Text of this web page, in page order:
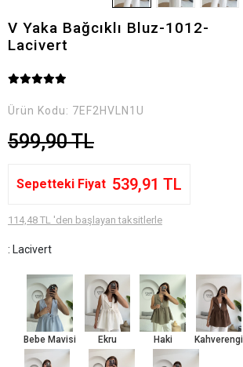
V Yaka Bağcıklı Bluz-1012-
Lacivert
Ürün Kodu: 7EF2HVLN1U
599,90 TL
Sepetteki Fiyat 539,91 TL
114,48 TL 'den başlayan taksitlerle
: Lacivert
Bebe Mavisi Ekru Haki Kahverengi